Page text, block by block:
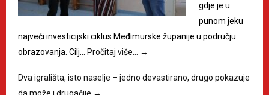
gdje je u
punom jeku
najveći investicijski ciklus Međimurske županije u području
obrazovanja. Cilj… Pročitaj više… →
Dva igrališta, isto naselje – jedno devastirano, drugo pokazuje